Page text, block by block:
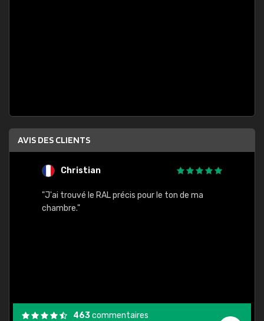
AVIS DES CLIENTS
Christian
"J'ai trouvé le RAL précis pour le ton de ma
chambre."
463commentaires